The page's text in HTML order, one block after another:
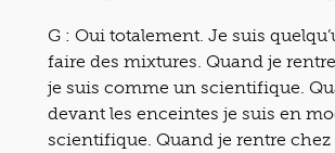
G : Oui totalement. Je suis
faire des mixtures. Quand je
je suis comme un scientifique.
devant les enceintes je suis en
scientifique. Quand je rentre chez